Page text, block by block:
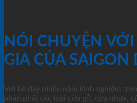
NÓI CHUYỆN VỚI
GIA CỦA SAIGON
Với bề dày nhiều năm kinh nghiệm
phân phối các loại cửa gỗ, cửa nhựa,